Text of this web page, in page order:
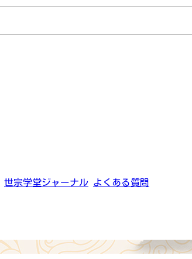
世宗学堂ジャーナル よくある質問